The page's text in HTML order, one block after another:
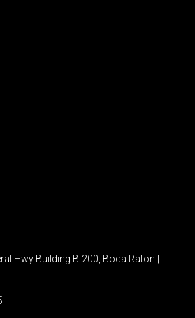
Hwy Building B-200, Boca Raton |